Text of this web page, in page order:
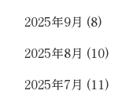
2025年9月 (8)
2025年8月 (10)
2025年7月 (11)